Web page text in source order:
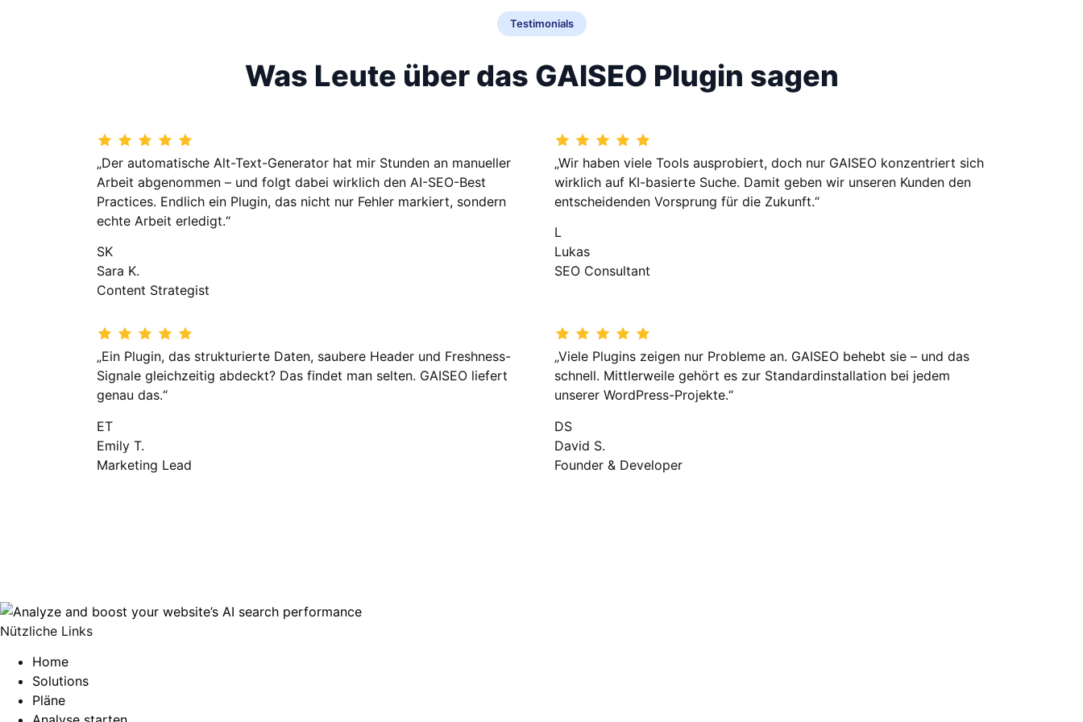
Testimonials
Was Leute über das GAISEO Plugin sagen
„Der automatische Alt-Text-Generator hat mir Stunden an manueller
Arbeit abgenommen – und folgt dabei wirklich den AI-SEO-Best
Practices. Endlich ein Plugin, das nicht nur Fehler markiert, sondern
echte Arbeit erledigt.“
SK
Sara K.
Content Strategist
„Wir haben viele Tools ausprobiert, doch nur GAISEO konzentriert sich
wirklich auf KI-basierte Suche. Damit geben wir unseren Kunden den
entscheidenden Vorsprung für die Zukunft.“
L
Lukas
SEO Consultant
„Ein Plugin, das strukturierte Daten, saubere Header und Freshness-
Signale gleichzeitig abdeckt? Das findet man selten. GAISEO liefert
genau das.“
ET
Emily T.
Marketing Lead
„Viele Plugins zeigen nur Probleme an. GAISEO behebt sie – und das
schnell. Mittlerweile gehört es zur Standardinstallation bei jedem
unserer WordPress-Projekte.“
DS
David S.
Founder & Developer
Nützliche Links
Home
Solutions
Pläne